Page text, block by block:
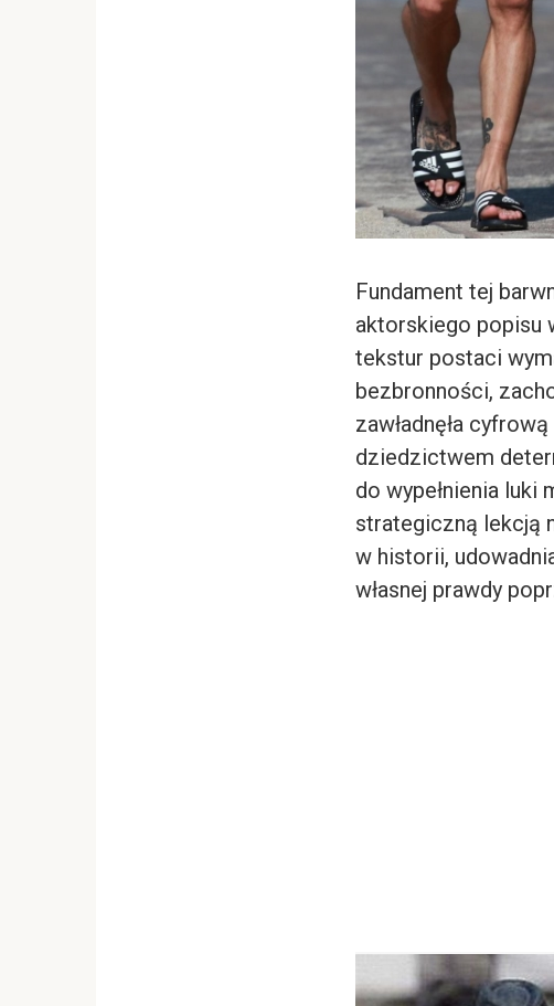
Fundament tej
aktorskiego popisu
tekstur postaci
bezbronności,
zawładnęła
dziedzictwem
do wypełnienia luki
strategiczną lekcją
w historii,
własnej prawdy